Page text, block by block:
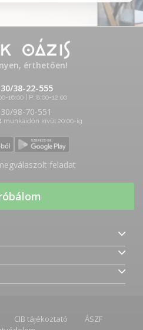
érthetően!
38-22-555
16:00 | P: 8:00-12:00
98-70-551
munkaidőn kívül 20:00-ig
feladat
CIB tájékoztató
ÁSZF